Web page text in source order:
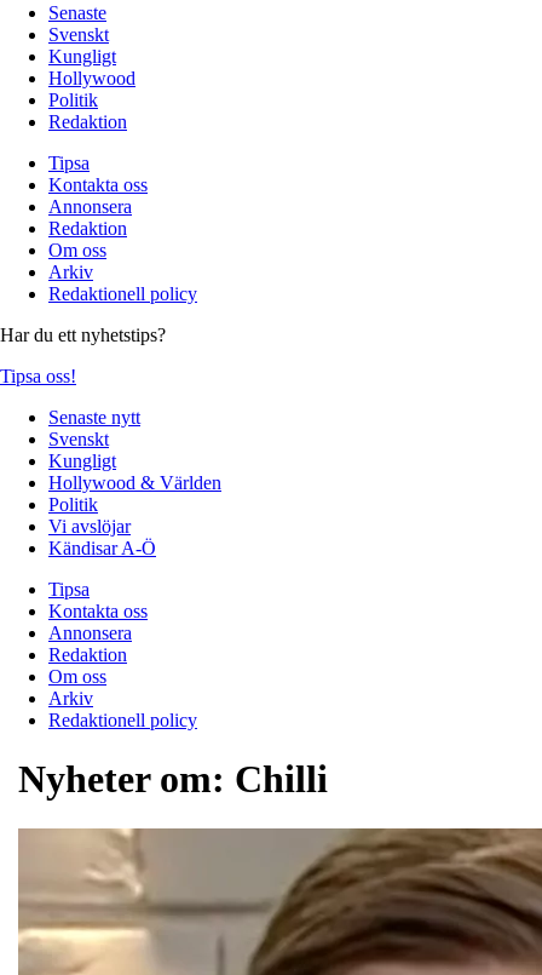
Senaste
Svenskt
Kungligt
Hollywood
Politik
Redaktion
Tipsa
Kontakta oss
Annonsera
Redaktion
Om oss
Arkiv
Redaktionell policy
Har du ett nyhetstips?
Tipsa oss!
Senaste nytt
Svenskt
Kungligt
Hollywood & Världen
Politik
Vi avslöjar
Kändisar A-Ö
Tipsa
Kontakta oss
Annonsera
Redaktion
Om oss
Arkiv
Redaktionell policy
Nyheter om: Chilli